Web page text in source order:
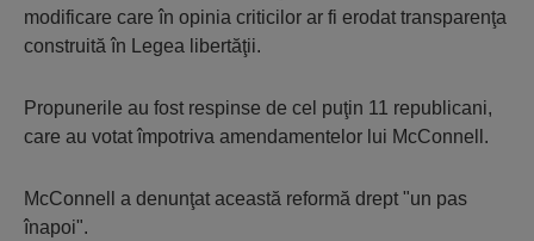
modificare care în opinia criticilor ar fi erodat transparenţa
construită în Legea libertăţii.
Propunerile au fost respinse de cel puţin 11 republicani,
care au votat împotriva amendamentelor lui McConnell.
McConnell a denunţat această reformă drept "un pas
înapoi".